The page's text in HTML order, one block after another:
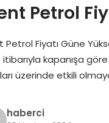
Petrol
Petrol Fiyatı Güne
itibarıyla kapanışa
üzerinde etkili
haberci